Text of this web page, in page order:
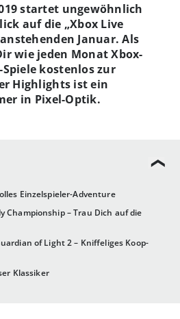
Einzelspieler-Adventure
Championship – Trau Dich auf die
of Light 2 – Kniffeliges Koop-
Klassiker
startet ungewöhnlich
auf die „Xbox Live
Januar. Als
wie jeden Monat Xbox-
Spiele kostenlos zur
Highlights ist ein
in Pixel-Optik.